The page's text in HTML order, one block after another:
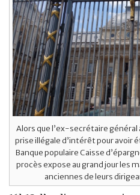
Alors que l’ex-secrétaire général
prise illégale d’intérêt pour avoir
Banque populaire Caisse
procès expose au grand jour les
anciennes de leurs